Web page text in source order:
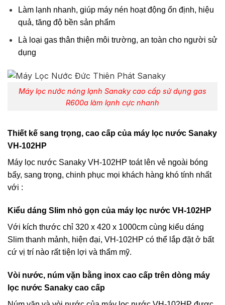
Làm lạnh nhanh, giúp máy nén hoạt động ổn định, hiệu
quả, tăng độ bền sản phẩm
Là loại gas thân thiện môi trường, an toàn cho người sử
dụng
Máy lọc nước nóng lạnh Sanaky cao cấp sử dụng gas
R600a làm lạnh cực nhanh
Thiết kế sang trọng, cao cấp của máy lọc nước Sanaky
VH-102HP
Máy lọc nước Sanaky VH-102HP toát lên vẻ ngoài bóng
bẩy, sang trọng, chinh phục mọi khách hàng khó tính nhất
với :
Kiểu dáng Slim nhỏ gọn của máy lọc nước VH-102HP
Với kích thước chỉ 320 x 420 x 1000cm cùng kiểu dáng
Slim thanh mảnh, hiện đại, VH-102HP có thể lắp đặt ở bất
cứ vị trí nào rất tiện lợi và thẩm mỹ.
Vòi nước, núm vặn bằng inox cao cấp trên dòng máy
lọc nước Sanaky cao cấp